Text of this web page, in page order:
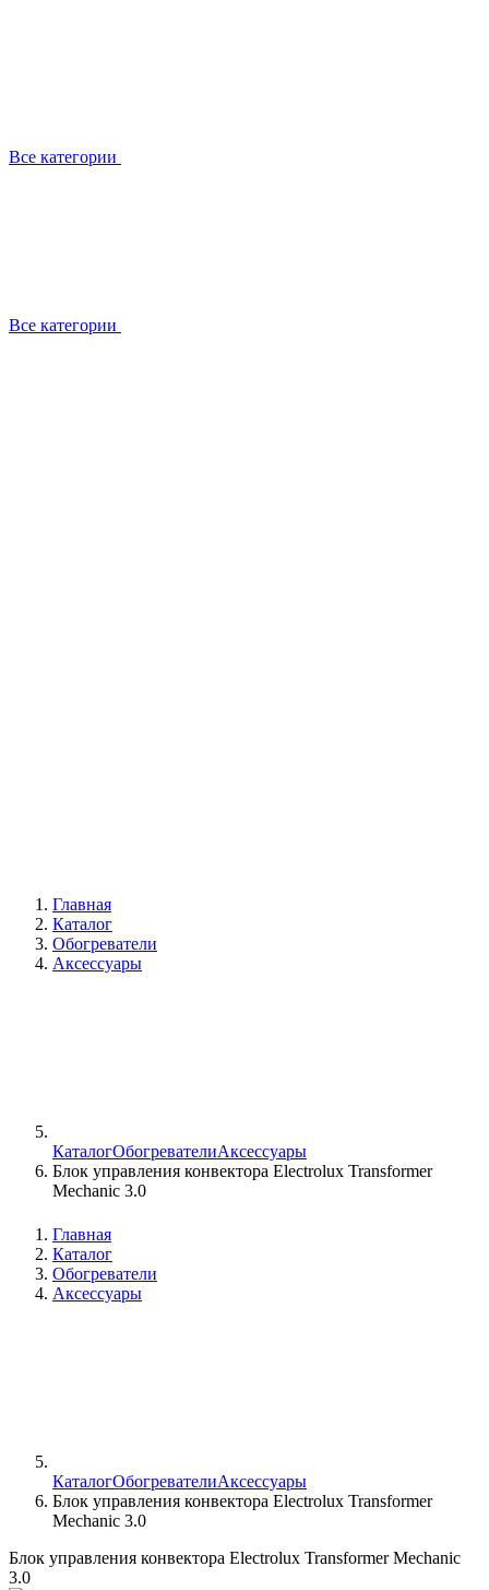
Все категории
Все категории
Главная
Каталог
Обогреватели
Аксессуары
КаталогОбогревателиАксессуары
Блок управления конвектора Electrolux Transformer
Mechanic 3.0
Главная
Каталог
Обогреватели
Аксессуары
КаталогОбогревателиАксессуары
Блок управления конвектора Electrolux Transformer
Mechanic 3.0
Блок управления конвектора Electrolux Transformer Mechanic
3.0